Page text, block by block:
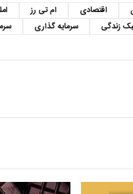
اقتصادی ام تی رز
زندگی سرمایه گذاری